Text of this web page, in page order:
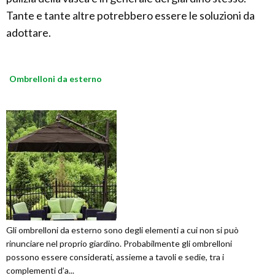
Tante e tante altre potrebbero essere le soluzioni da
adottare.
Ombrelloni da esterno
Gli ombrelloni da esterno sono degli elementi a cui non si può
rinunciare nel proprio giardino. Probabilmente gli ombrelloni
possono essere considerati, assieme a tavoli e sedie, tra i
complementi d’a...